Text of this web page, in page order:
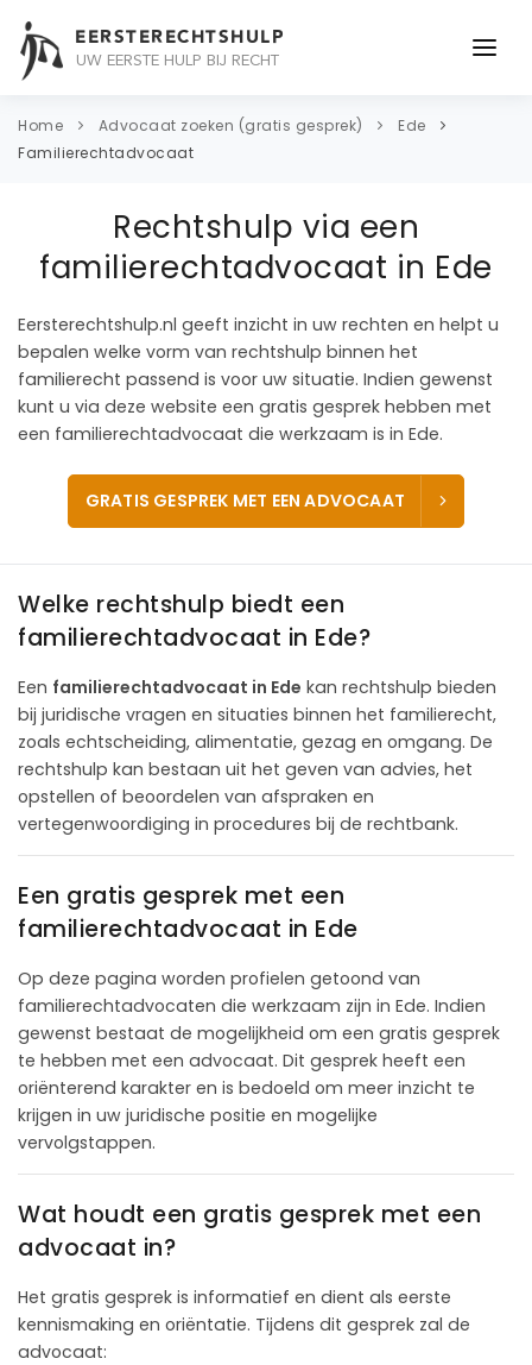
EERSTERECHTSHULP
UW EERSTE HULP BIJ RECHT
ONDERWERPEN
ADVOCAAT
OVER ONS
CONTACT
Home Advocaat zoeken (gratis gesprek)
Ede
Familierechtadvocaat
Rechtshulp via een
familierechtadvocaat in Ede
Eersterechtshulp.nl geeft inzicht in uw rechten en helpt u
bepalen welke vorm van rechtshulp binnen het
familierecht passend is voor uw situatie. Indien gewenst
kunt u via deze website een gratis gesprek hebben met
een familierechtadvocaat die werkzaam is in Ede.
GRATIS GESPREK MET EEN ADVOCAAT
Welke rechtshulp biedt een
familierechtadvocaat in Ede?
Een familierechtadvocaat in Ede kan rechtshulp bieden
bij juridische vragen en situaties binnen het familierecht,
zoals echtscheiding, alimentatie, gezag en omgang. De
rechtshulp kan bestaan uit het geven van advies, het
opstellen of beoordelen van afspraken en
vertegenwoordiging in procedures bij de rechtbank.
Een gratis gesprek met een
familierechtadvocaat in Ede
Op deze pagina worden profielen getoond van
familierechtadvocaten die werkzaam zijn in Ede. Indien
gewenst bestaat de mogelijkheid om een gratis gesprek
te hebben met een advocaat. Dit gesprek heeft een
oriënterend karakter en is bedoeld om meer inzicht te
krijgen in uw juridische positie en mogelijke
vervolgstappen.
Wat houdt een gratis gesprek met een
advocaat in?
Het gratis gesprek is informatief en dient als eerste
kennismaking en oriëntatie. Tijdens dit gesprek zal de
advocaat: